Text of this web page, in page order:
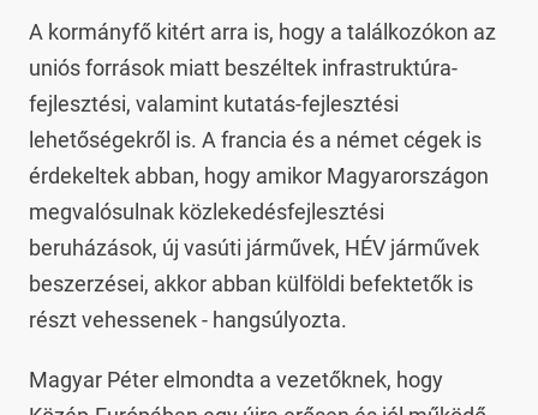
A kormányfő kitért arra is, hogy a találkozókon az
uniós források miatt beszéltek infrastruktúra-
fejlesztési, valamint kutatás-fejlesztési
lehetőségekről is. A francia és a német cégek is
érdekeltek abban, hogy amikor Magyarországon
megvalósulnak közlekedésfejlesztési
beruházások, új vasúti járművek, HÉV járművek
beszerzései, akkor abban külföldi befektetők is
részt vehessenek - hangsúlyozta.
Magyar Péter elmondta a vezetőknek, hogy